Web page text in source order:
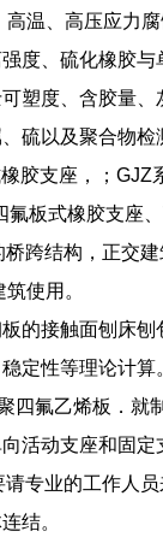
温、高压应力
度、硫化橡胶与
塑度、含胶量、
硫以及聚合物检
胶支座，；GJZ
板式橡胶支座
跨结构，正交
使用。
的接触面刨床刨
定性等理论计算
四氟乙烯板．就
活动支座和固定
专业的工作人
结。